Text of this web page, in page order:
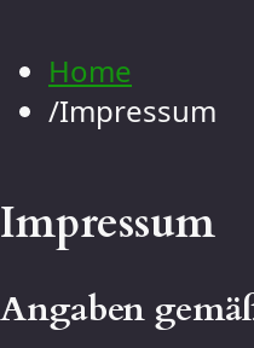
Home
/Impressum
Impressum
Angaben